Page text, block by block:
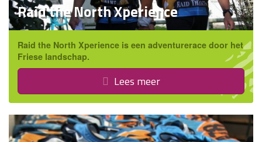
Raid the North Xperience
Raid the North Xperience is een adventurerace door het
Friese landschap.
Lees meer